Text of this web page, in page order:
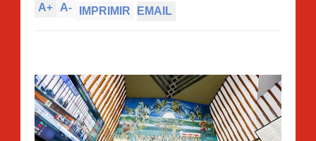
A+ A- IMPRIMIR EMAIL